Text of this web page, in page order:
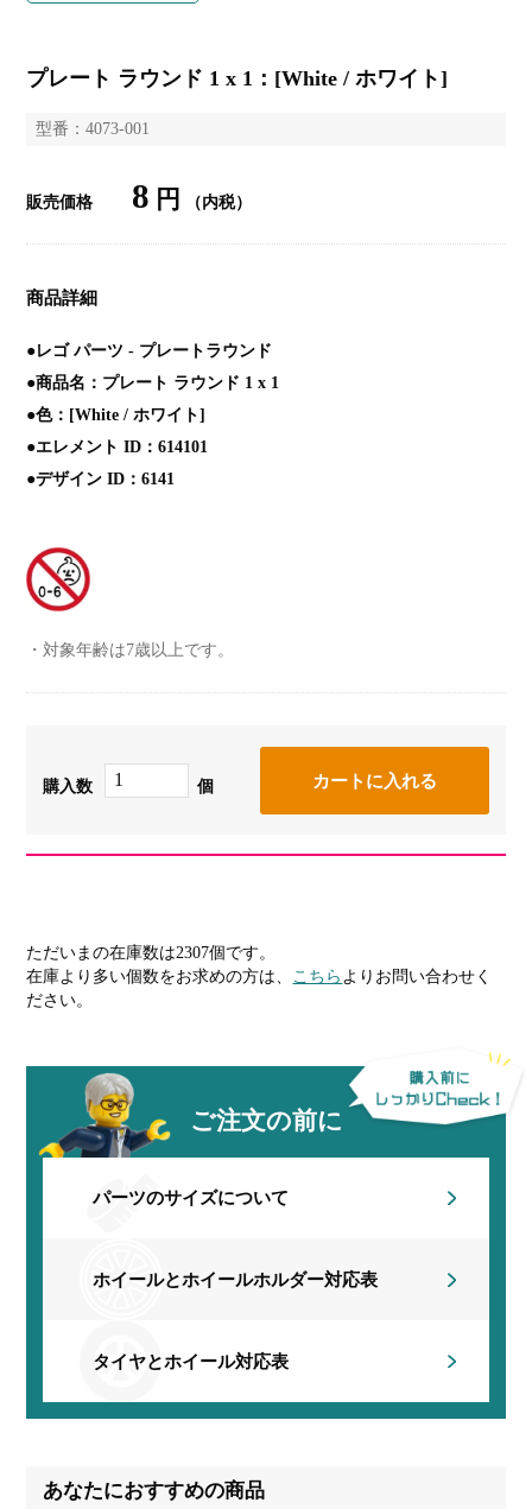
プレート ラウンド 1 x 1：[White / ホワイト]
型番：4073-001
販売価格 8 円 （内税）
商品詳細
●レゴ パーツ - プレートラウンド
●商品名：プレート ラウンド 1 x 1
●色：[White / ホワイト]
●エレメント ID：614101
●デザイン ID：6141
対象年齢は7歳以上です。
購入数 個
ただいまの在庫数は2307個です。
在庫より多い個数をお求めの方は、
こちら よりお問い合わせく
ださい。
ご注文の前に
パーツのサイズについて
ホイールとホイールホルダー対応表
タイヤとホイール対応表
あなたにおすすめの商品